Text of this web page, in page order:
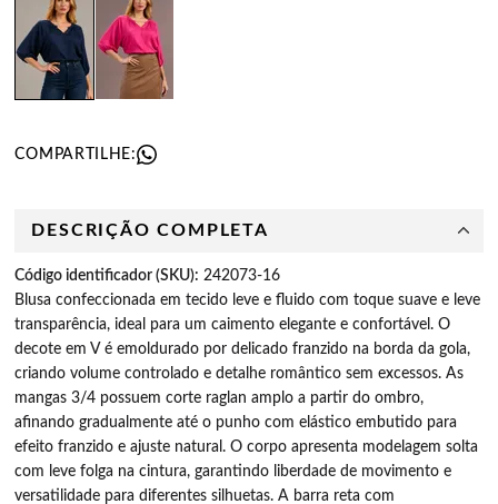
COMPARTILHE:
DESCRIÇÃO COMPLETA
Código identificador (SKU): 242073-16
Blusa confeccionada em tecido leve e fluido com toque suave e leve
transparência, ideal para um caimento elegante e confortável. O
decote em V é emoldurado por delicado franzido na borda da gola,
criando volume controlado e detalhe romântico sem excessos. As
mangas 3/4 possuem corte raglan amplo a partir do ombro,
afinando gradualmente até o punho com elástico embutido para
efeito franzido e ajuste natural. O corpo apresenta modelagem solta
com leve folga na cintura, garantindo liberdade de movimento e
versatilidade para diferentes silhuetas. A barra reta com